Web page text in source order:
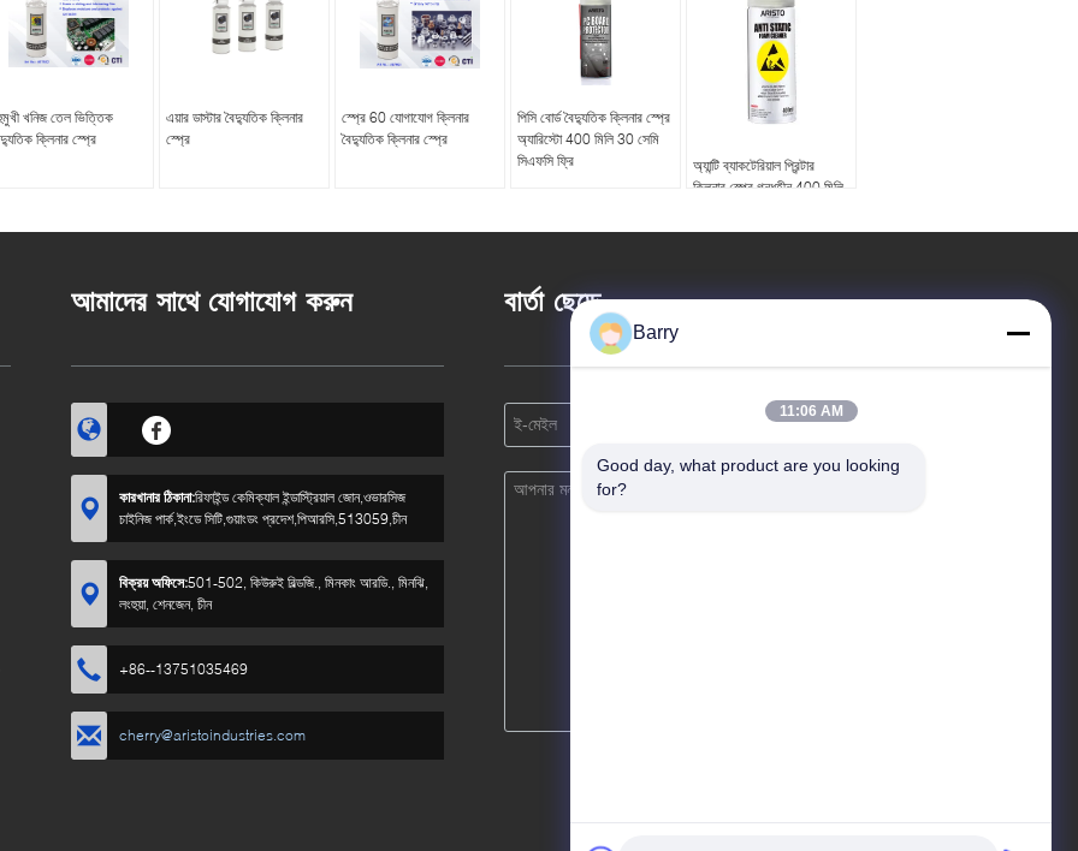
খনিজ তেল ভিত্তিক
ক্লিনার স্প্রে
এয়ার ডাস্টার বৈদ্যুতিক ক্লিনার
স্প্রে
স্প্রে 60 যোগাযোগ ক্লিনার
বৈদ্যুতিক ক্লিনার স্প্রে
পিসি বোর্ড বৈদ্যুতিক ক্লিনার স্প্রে
অ্যারিস্টো 400 মিলি 30 সেমি
সিএফসি ফ্রি
অ্যান্টি ব্যাকটেরিয়াল প্রিন্টার
ক্লিনার স্প্রে গন্ধহীন 400 মিলি
আমাদের সাথে যোগাযোগ করুন
কারখানার ঠিকানা:রিফাইন্ড কেমিক্যাল ইন্ডাস্ট্রিয়াল জোন,ওভারসিজ
চাইনিজ পার্ক,ইংডে সিটি,গুয়াংডং প্রদেশ,পিআরসি,513059,চীন
বিক্রয় অফিসে:501-502, কিউরুই বিল্ডজি., মিনকাং আরডি., মিনঝি,
লংহুয়া, শেনজেন, চীন
+86--13751035469
cherry@aristoindustries.com
বার্তা ছেড়ে
Barry
11:06 AM
Good day, what product are you looking
for?